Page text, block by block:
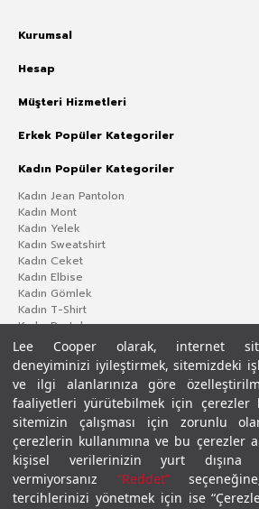
Lee Cooper olarak, internet
deneyiminizi iyileştirmek, sitemizdeki
ve ilgi alanlarınıza göre
faaliyetleri yürütebilmek için çerezler
sitemizin çalışması için zorunlu
çerezlerin kullanımına ve bu çerezler
kişisel verilerinizin yurt dışına
vermiyorsanız “Reddet”
tercihlerinizi yönetmek için ise
Kurumsal
Hesap
Müşteri Hizmetleri
Erkek Popüler Kategoriler
Kadın Popüler Kategoriler
Kadın Jean Pantolon
Kadın Mont
Kadın Yelek
Kadın Sweatshirt
Kadın Ceket
Kadın Elbise
Kadın Gömlek
Kadın T-Shirt
Kadın Pantolon
Gizlilik PolitikasıÇerez PolitikasıKVKK